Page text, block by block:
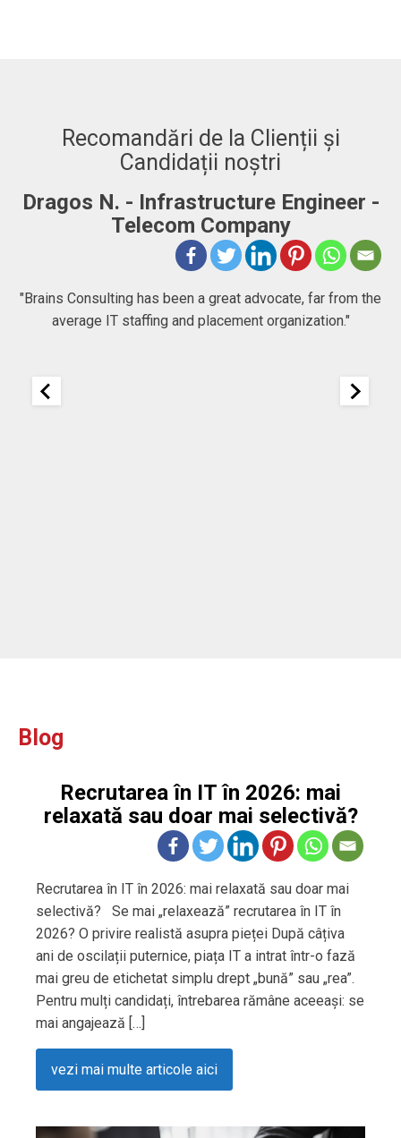
Recomandări de la Clienții și
Candidații noștri
Dragos N. - Infrastructure Engineer -
Telecom Company
"Brains Consulting has been a great advocate, far from the
average IT staffing and placement organization."
Blog
Recrutarea în IT în 2026: mai
relaxată sau doar mai selectivă?
Recrutarea în IT în 2026: mai relaxată sau doar mai
selectivă? Se mai „relaxează” recrutarea în IT în
2026? O privire realistă asupra pieței După câțiva
ani de oscilații puternice, piața IT a intrat într-o fază
mai greu de etichetat simplu drept „bună” sau „rea”.
Pentru mulți candidați, întrebarea rămâne aceeași: se
mai angajează […]
vezi mai multe articole aici